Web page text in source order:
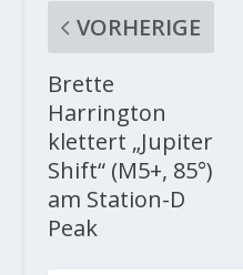
VORHERIGE
Brette
Harrington
klettert „Jupiter
Shift“ (M5+, 85°)
am Station-D
Peak